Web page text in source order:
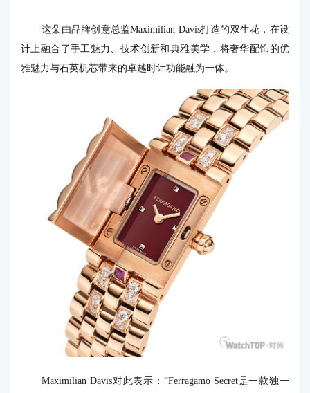
这朵由品牌创意总监Maximilian Davis打造的双生花，在设
计上融合了手工魅力、技术创新和典雅美学，将奢华配饰的优
雅魅力与石英机芯带来的卓越时计功能融为一体。
Maximilian Davis对此表示：“Ferragamo Secret是一款独一